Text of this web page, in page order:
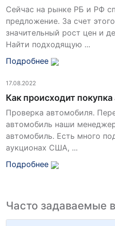
Сейчас на рынке РБ и РФ
предложение. За счет
значительный рост цен и
Найти подходящую ...
Подробнее
17.08.2022
Как происходит
Проверка автомобиля.
автомобиль наши
автомобиль. Есть много
аукционах США, ...
Подробнее
Часто задаваемые